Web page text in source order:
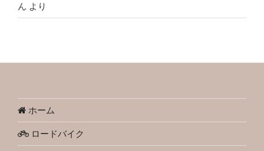
ん より
ホーム
ロードバイク